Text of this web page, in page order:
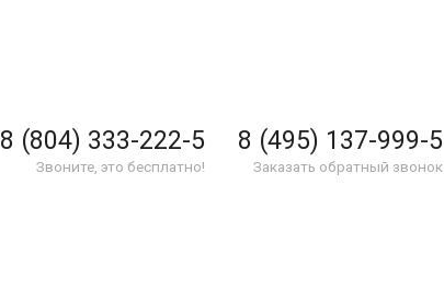
8 (804) 333-222-5
Звоните, это бесплатно!
8 (495) 137-999-5
Заказать обратный звонок